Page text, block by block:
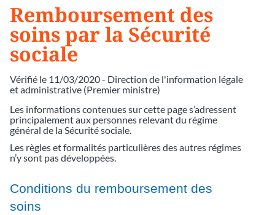
Remboursement des
soins par la Sécurité
sociale
Vérifié le 11/03/2020 - Direction de l'information légale
et administrative (Premier ministre)
Les informations contenues sur cette page s’adressent
principalement aux personnes relevant du régime
général de la Sécurité sociale.
Les règles et formalités particulières des autres régimes
n’y sont pas développées.
Conditions du remboursement des
soins